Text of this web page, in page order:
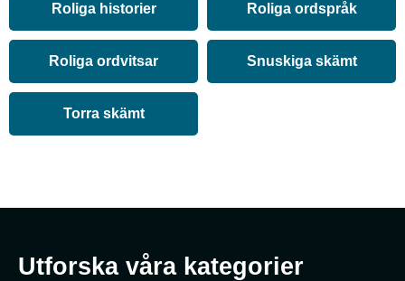
Roliga historier Roliga ordspråk
Roliga ordvitsar Snuskiga skämt
Torra skämt
Utforska våra kategorier